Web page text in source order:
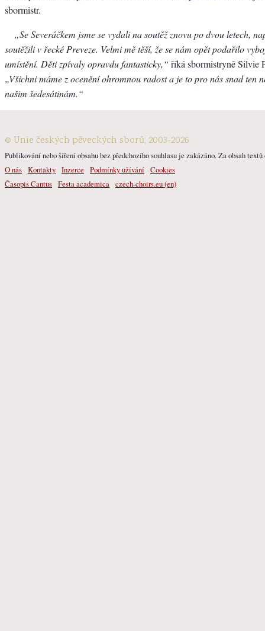
sbormistr.
„Se Severáčkem jsme se vydali na soutěž znovu po dvou letech,
soutěžili v řecké Preveze. Velmi mě těší, že se nám opět podařilo
umístění. Děti zpívaly opravdu fantasticky,“ říká sbormistryně Silvie
„Všichni máme z ocenění ohromnou radost a je to pro nás snad ten
našim šedesátinám.“
© Unie českých pěveckých sborů, 2003-2026
Publikování nebo šíření obsahu bez předchozího souhlasu je zakázáno. Za obsah
O nás Kontakty Inzerce Podmínky užívání Cookies
Časopis Cantus Festa academica czech-choirs.eu (en)